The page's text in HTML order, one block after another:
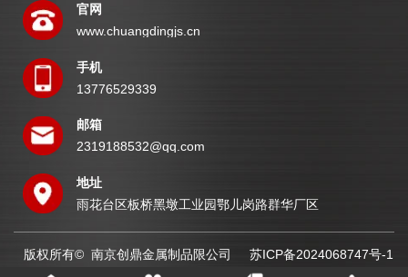
官网
www.chuangdingjs.cn
手机
13776529339
邮箱
2319188532@qq.com
地址
雨花台区板桥黑墩工业园鄂儿岗路群华厂区
版权所有© 南京创鼎金属制品限公司 苏ICP备2024068747号-1